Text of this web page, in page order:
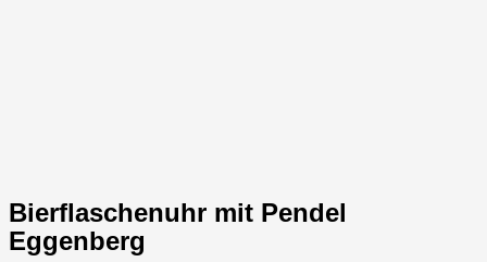
Bierflaschenuhr mit Pendel
Eggenberg